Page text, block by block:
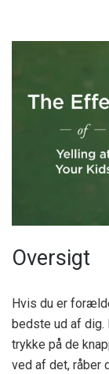
Oversigt
Hvis du er
bedste ud af dig.
trykke på de
ved af det, råber